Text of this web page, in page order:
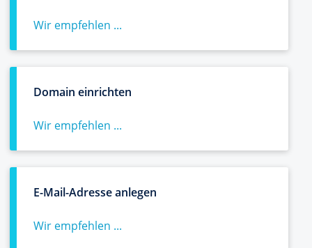
Wir empfehlen ...
Domain einrichten
Wir empfehlen ...
E-Mail-Adresse anlegen
Wir empfehlen ...